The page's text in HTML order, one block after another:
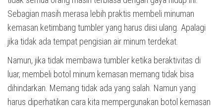
Sebagian masih merasa lebih praktis membeli minuman
kemasan ketimbang tumbler yang harus diisi ulang. Apalagi
jika tidak ada tempat pengisian air minum terdekat.
Namun, jika tidak membawa tumbler ketika beraktivitas di
luar, membeli botol minum kemasan memang tidak bisa
dihindarkan. Memang tidak ada yang salah. Namun yang
harus diperhatikan cara kita mempergunakan botol kemasan